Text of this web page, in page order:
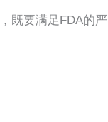
既要满足FDA的严